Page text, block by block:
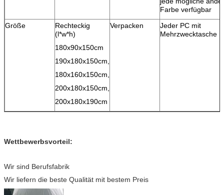
Farbe verfügbar
Größe
Rechteckig
(l*w*h)
180x90x150cm
190x180x150cm,
180x160x150cm,
200x180x150cm,
200x180x190cm
Verpacken
Jeder PC mit
Mehrzwecktasche
Wettbewerbsvorteil:
Wir sind Berufsfabrik
Wir liefern die beste Qualität mit bestem Preis